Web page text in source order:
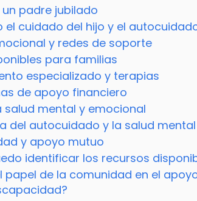
padre jubilado
el cuidado del hijo y el
y redes de soporte
para familias
especializado y terapias
de apoyo financiero
salud mental y emocional
del autocuidado y la salud mental
y apoyo mutuo
identificar los recursos
papel de la comunidad en el